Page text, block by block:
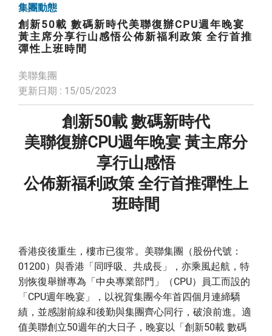
集團動態
創新50載 數碼新時代美聯復辦CPU週年晚宴
黃主席分享行山感悟公佈新福利政策 全行首推
彈性上班時間
美聯集團
更新日期 : 15/05/2023
創新50載 數碼新時代
美聯復辦CPU週年晚宴 黃主席分
享行山感悟
公佈新福利政策 全行首推彈性上
班時間
香港疫後重生，樓市已復常。美聯集團（股份代號：
01200）與香港「同呼吸、共成長」，亦乘風起航，特
別恢復舉辦專為「中央專業部門」（CPU）員工而設的
「CPU週年晚宴」，以祝賀集團今年首四個月連締驕
績，並感謝前線和後勤與集團齊心同行，破浪前進。適
值美聯創立50週年的大日子，晚宴以「創新50載 數碼